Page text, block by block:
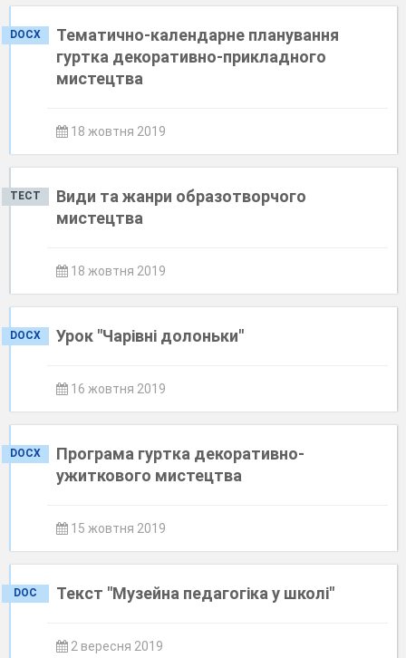
DOCX
Тематично-календарне планування
гуртка декоративно-прикладного
мистецтва
18 жовтня 2019
ТЕСТ
Види та жанри образотворчого
мистецтва
18 жовтня 2019
DOCX Урок "Чарівні долоньки"
16 жовтня 2019
DOCX
Програма гуртка декоративно-
ужиткового мистецтва
15 жовтня 2019
DOC Текст "Музейна педагогіка у школі"
2 вересня 2019